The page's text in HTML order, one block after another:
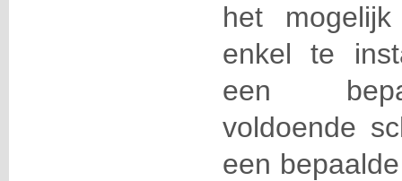
het
enkel te
een
voldoende
een